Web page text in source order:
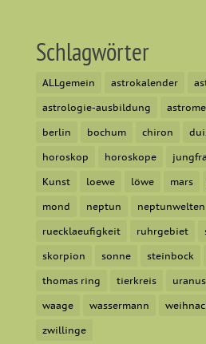
Schlagwörter
ALLgemein astrokalender
astrologie-ausbildung
berlin bochum chiron
horoskop horoskope
Kunst loewe löwe mars
mond neptun neptunwelten
ruecklaeufigkeit ruhrgebiet
skorpion sonne steinbock
thomas ring tierkreis uranus
waage wassermann
zwillinge